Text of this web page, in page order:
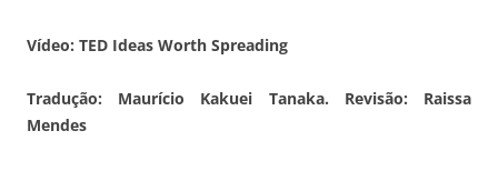
Vídeo: TED Ideas Worth Spreading
Tradução: Maurício Kakuei Tanaka. Revisão: Raissa
Mendes